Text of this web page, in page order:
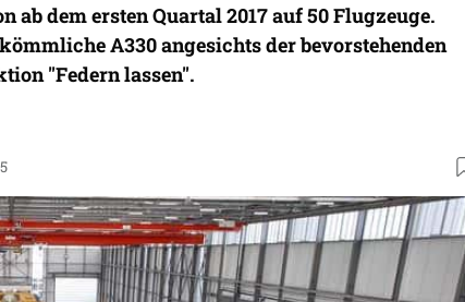
ab dem ersten Quartal 2017 auf 50 Flugzeuge.
A330 angesichts der bevorstehenden
"Federn lassen".